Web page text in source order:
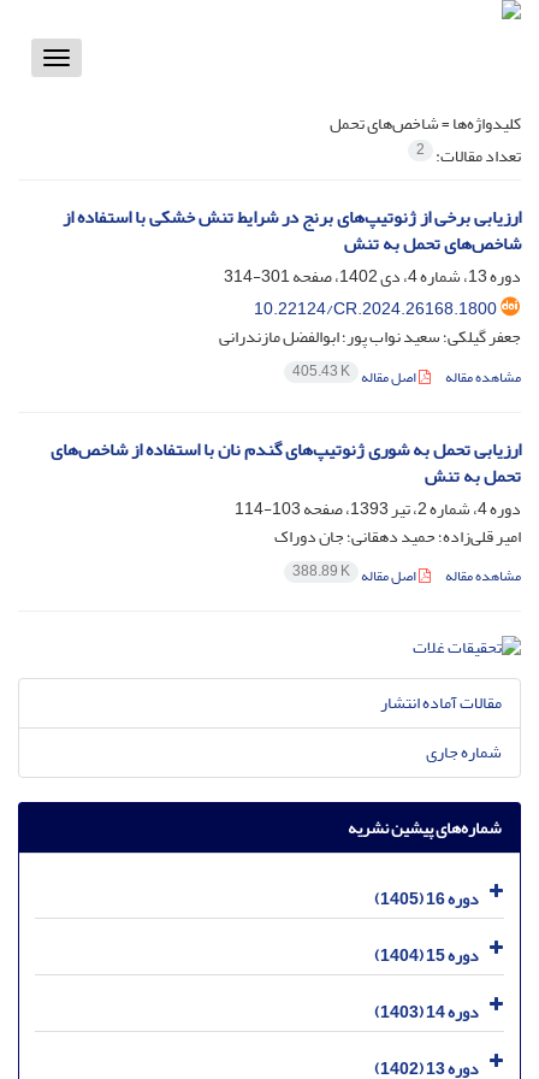
Toggle
کلیدواژه‌ها =شاخص‌های تحمل
تعداد مقالات: 2
ارزیابی برخی از ژنوتیپ‌های برنج در شرایط تنش خشکی با استفاده از
شاخص‌های تحمل به تنش
دوره 13، شماره 4، دی 1402، صفحه
301-314
10.22124/CR.2024.26168.1800
جعفر گیلکی؛ سعید نواب پور؛ ابوالفضل مازندرانی
مشاهده مقاله اصل مقاله 405.43 K
ارزیابی تحمل به شوری ژنوتیپ‌های گندم نان با استفاده از شاخص‌های
تحمل به تنش
دوره 4، شماره 2، تیر 1393، صفحه
103-114
امیر قلی‌زاده؛ حمید دهقانی؛ جان دوراک
مشاهده مقاله اصل مقاله 388.89 K
مقالات آماده انتشار
شماره جاری
شماره‌های پیشین نشریه
دوره 16 (1405)
دوره 15 (1404)
دوره 14 (1403)
دوره 13 (1402)